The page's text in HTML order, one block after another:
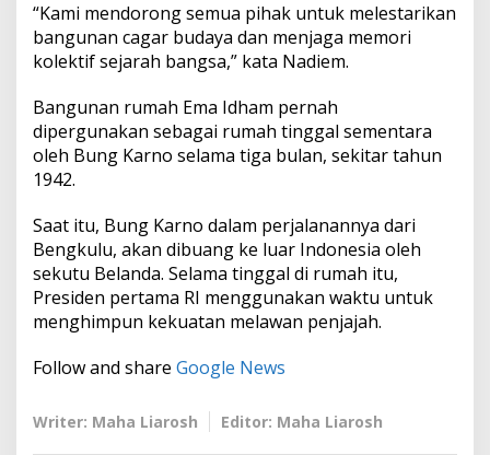
“Kami mendorong semua pihak untuk melestarikan
bangunan cagar budaya dan menjaga memori
kolektif sejarah bangsa,” kata Nadiem.
Bangunan rumah Ema Idham pernah
dipergunakan sebagai rumah tinggal sementara
oleh Bung Karno selama tiga bulan, sekitar tahun
1942.
Saat itu, Bung Karno dalam perjalanannya dari
Bengkulu, akan dibuang ke luar Indonesia oleh
sekutu Belanda. Selama tinggal di rumah itu,
Presiden pertama RI menggunakan waktu untuk
menghimpun kekuatan melawan penjajah.
Follow and share Google News
Writer: Maha Liarosh Editor: Maha Liarosh